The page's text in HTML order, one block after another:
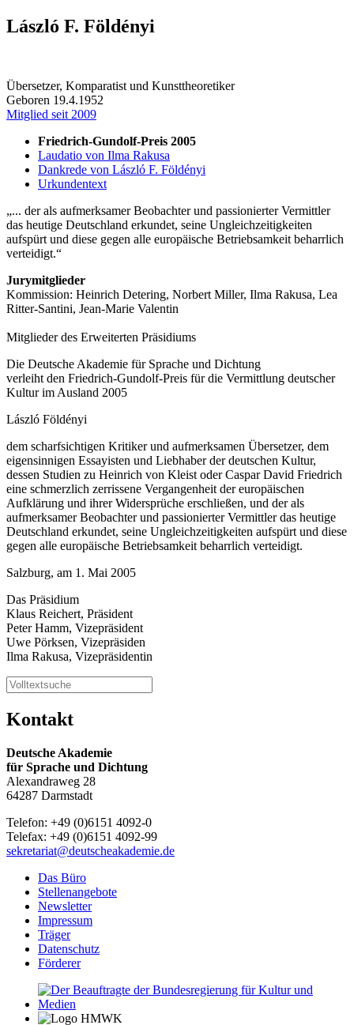
László F. Földényi
Übersetzer, Komparatist und Kunsttheoretiker
Geboren 19.4.1952
Mitglied seit 2009
Friedrich-Gundolf-Preis 2005
Laudatio von Ilma Rakusa
Dankrede von László F. Földényi
Urkundentext
... der als aufmerksamer Beobachter und passionierter Vermittler
das heutige Deutschland erkundet, seine Ungleichzeitigkeiten
aufspürt und diese gegen alle europäische Betriebsamkeit beharrlich
verteidigt.
Jurymitglieder
Kommission: Heinrich Detering, Norbert Miller, Ilma Rakusa, Lea
Ritter-Santini, Jean-Marie Valentin
Mitglieder des Erweiterten Präsidiums
Die Deutsche Akademie für Sprache und Dichtung
verleiht den Friedrich-Gundolf-Preis für die Vermittlung deutscher
Kultur im Ausland 2005
László Földényi
dem scharfsichtigen Kritiker und aufmerksamen Übersetzer, dem
eigensinnigen Essayisten und Liebhaber der deutschen Kultur,
dessen Studien zu Heinrich von Kleist oder Caspar David Friedrich
eine schmerzlich zerrissene Vergangenheit der europäischen
Aufklärung und ihrer Widersprüche erschließen, und der als
aufmerksamer Beobachter und passionierter Vermittler das heutige
Deutschland erkundet, seine Ungleichzeitigkeiten aufspürt und diese
gegen alle europäische Betriebsamkeit beharrlich verteidigt.
Salzburg, am 1. Mai 2005
Das Präsidium
Klaus Reichert, Präsident
Peter Hamm, Vizepräsident
Uwe Pörksen, Vizepräsiden
Ilma Rakusa, Vizepräsidentin
Kontakt
Deutsche Akademie
für Sprache und Dichtung
Alexandraweg 28
64287 Darmstadt
Telefon: +49 (0)6151 4092-0
Telefax: +49 (0)6151 4092-99
sekretariat@deutscheakademie.de
Das Büro
Stellenangebote
Newsletter
Impressum
Träger
Datenschutz
Förderer